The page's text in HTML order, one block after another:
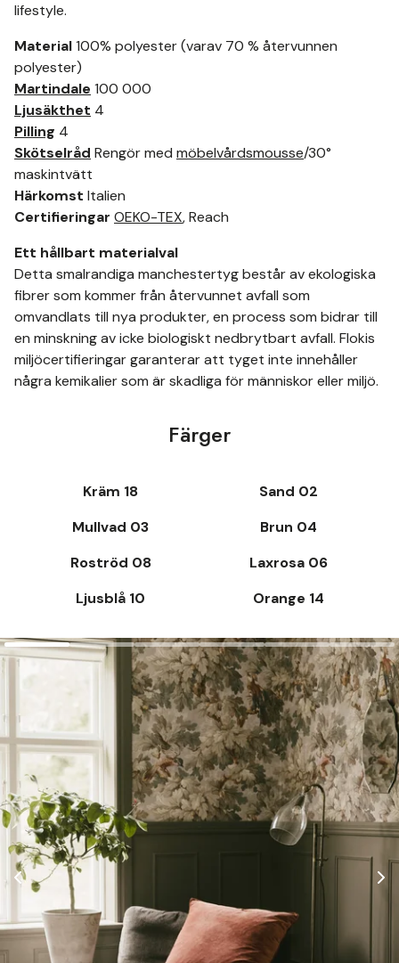
lifestyle.
Material100% polyester (varav 70 % återvunnen
polyester)
Martindale 100 000
Ljusäkthet 4
Pilling 4
Skötselråd Rengör med möbelvårdsmousse/30°
maskintvätt
Härkomst Italien
Certifieringar OEKO-TEX, Reach
Ett hållbart materialval
Detta smalrandiga manchestertyg består av ekologiska
fibrer som kommer från återvunnet avfall som
omvandlats till nya produkter, en process som bidrar till
en minskning av icke biologiskt nedbrytbart avfall. Flokis
miljöcertifieringar garanterar att tyget inte innehåller
några kemikalier som är skadliga för människor eller miljö.
Färger
Kräm 18
Sand 02
Mullvad 03
Brun 04
Roströd 08
Laxrosa 06
Ljusblå 10
Orange 14